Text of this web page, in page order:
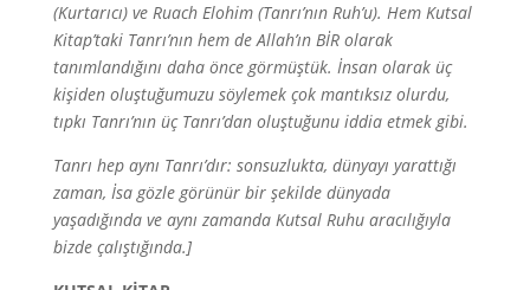
(Kurtarıcı) ve Ruach Elohim (Tanrı’nın Ruh’u). Hem Kutsal
Kitap’taki Tanrı’nın hem de Allah’ın BİR olarak
tanımlandığını daha önce görmüştük. İnsan olarak üç
kişiden oluştuğumuzu söylemek çok mantıksız olurdu,
tıpkı Tanrı’nın üç Tanrı’dan oluştuğunu iddia etmek gibi.
Tanrı hep aynı Tanrı’dır: sonsuzlukta, dünyayı yarattığı
zaman, İsa gözle görünür bir şekilde dünyada
yaşadığında ve aynı zamanda Kutsal Ruhu aracılığıyla
bizde çalıştığında.]